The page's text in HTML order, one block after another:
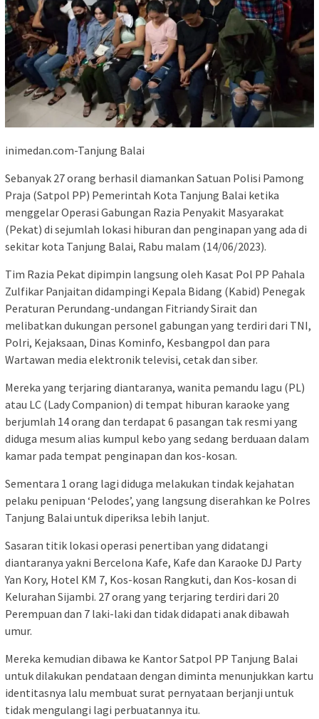
inimedan.com-Tanjung Balai
Sebanyak 27 orang berhasil diamankan Satuan Polisi Pamong
Praja (Satpol PP) Pemerintah Kota Tanjung Balai ketika
menggelar Operasi Gabungan Razia Penyakit Masyarakat
(Pekat) di sejumlah lokasi hiburan dan penginapan yang ada di
sekitar kota Tanjung Balai, Rabu malam (14/06/2023).
Tim Razia Pekat dipimpin langsung oleh Kasat Pol PP Pahala
Zulfikar Panjaitan didampingi Kepala Bidang (Kabid) Penegak
Peraturan Perundang-undangan Fitriandy Sirait dan
melibatkan dukungan personel gabungan yang terdiri dari TNI,
Polri, Kejaksaan, Dinas Kominfo, Kesbangpol dan para
Wartawan media elektronik televisi, cetak dan siber.
Mereka yang terjaring diantaranya, wanita pemandu lagu (PL)
atau LC (Lady Companion) di tempat hiburan karaoke yang
berjumlah 14 orang dan terdapat 6 pasangan tak resmi yang
diduga mesum alias kumpul kebo yang sedang berduaan dalam
kamar pada tempat penginapan dan kos-kosan.
Sementara 1 orang lagi diduga melakukan tindak kejahatan
pelaku penipuan ‘Pelodes’, yang langsung diserahkan ke Polres
Tanjung Balai untuk diperiksa lebih lanjut.
Sasaran titik lokasi operasi penertiban yang didatangi
diantaranya yakni Bercelona Kafe, Kafe dan Karaoke DJ Party
Yan Kory, Hotel KM 7, Kos-kosan Rangkuti, dan Kos-kosan di
Kelurahan Sijambi. 27 orang yang terjaring terdiri dari 20
Perempuan dan 7 laki-laki dan tidak didapati anak dibawah
umur.
Mereka kemudian dibawa ke Kantor Satpol PP Tanjung Balai
untuk dilakukan pendataan dengan diminta menunjukkan kartu
identitasnya lalu membuat surat pernyataan berjanji untuk
tidak mengulangi lagi perbuatannya itu.